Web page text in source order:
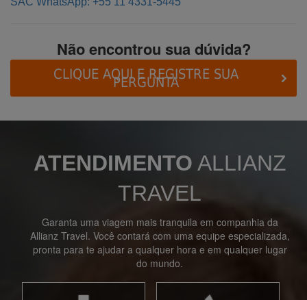
Não encontrou sua dúvida?
CLIQUE AQUI E REGISTRE SUA
PERGUNTA
ATENDIMENTO ALLIANZ
TRAVEL
Garanta uma viagem mais tranquila em companhia da
Allianz Travel. Você contará com uma equipe especializada,
pronta para te ajudar a qualquer hora e em qualquer lugar
do mundo.